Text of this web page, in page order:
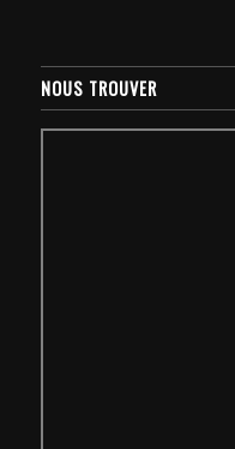
NOUS TROUVER